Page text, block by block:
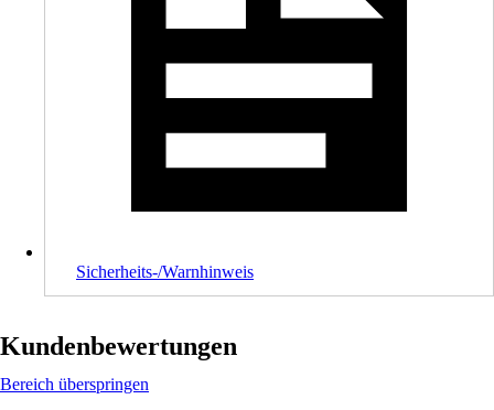
Sicherheits-/Warnhinweis
Kundenbewertungen
Bereich überspringen